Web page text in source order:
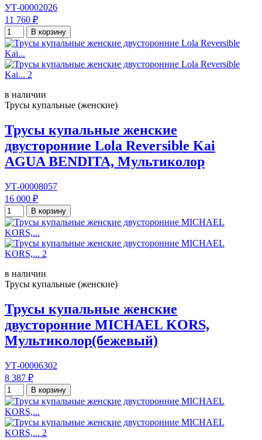
УТ-00002026
11 760 ₽
В корзину
в наличии
Трусы купальные (женские)
Трусы купальные женские
двусторонние Lola Reversible Kai
AGUA BENDITA, Мультиколор
УТ-00008057
16 000 ₽
В корзину
в наличии
Трусы купальные (женские)
Трусы купальные женские
двусторонние MICHAEL KORS,
Мультиколор(бежевый)
УТ-00006302
8 387 ₽
В корзину